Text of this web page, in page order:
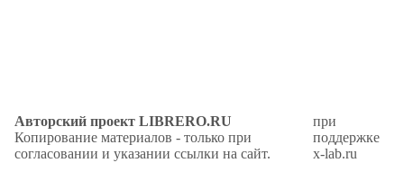
Авторский проект LIBRERO.RU
Копирование материалов - только при
согласовании и указании ссылки на сайт.
при
поддержке
x-lab.ru